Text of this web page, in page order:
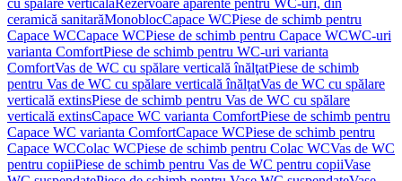
cu spălare verticalăRezervoare aparente pentru WC-uri, din
ceramică sanitarăMonoblocCapace WCPiese de schimb pentru
Capace WCCapace WCPiese de schimb pentru Capace WCWC-uri
varianta ComfortPiese de schimb pentru WC-uri varianta
ComfortVas de WC cu spălare verticală înălţatPiese de schimb
pentru Vas de WC cu spălare verticală înălţatVas de WC cu spălare
verticală extinsPiese de schimb pentru Vas de WC cu spălare
verticală extinsCapace WC varianta ComfortPiese de schimb pentru
Capace WC varianta ComfortCapace WCPiese de schimb pentru
Capace WCColac WCPiese de schimb pentru Colac WCVas de WC
pentru copiiPiese de schimb pentru Vas de WC pentru copiiVase